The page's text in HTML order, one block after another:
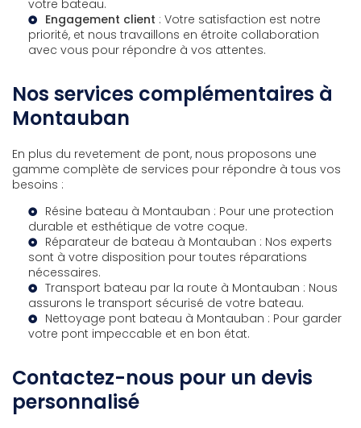
votre bateau.
Engagement client : Votre satisfaction est notre
priorité, et nous travaillons en étroite collaboration
avec vous pour répondre à vos attentes.
Nos services complémentaires à
Montauban
En plus du revetement de pont, nous proposons une
gamme complète de services pour répondre à tous vos
besoins :
Résine bateau à Montauban : Pour une protection
durable et esthétique de votre coque.
Réparateur de bateau à Montauban : Nos experts
sont à votre disposition pour toutes réparations
nécessaires.
Transport bateau par la route à Montauban : Nous
assurons le transport sécurisé de votre bateau.
Nettoyage pont bateau à Montauban : Pour garder
votre pont impeccable et en bon état.
Contactez-nous pour un devis
personnalisé